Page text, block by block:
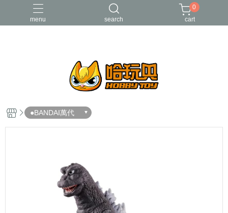
menu search
RE-MENT 中古二手品
庫柏力克Be@rbrick
0
cart
●BANDAI萬代